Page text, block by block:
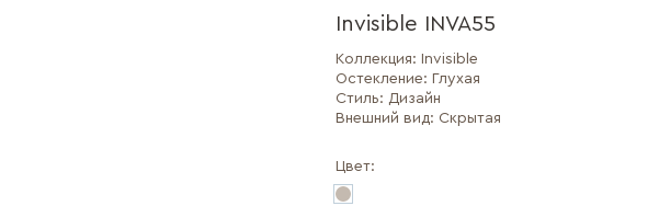
Invisible INVA55
Коллекция: Invisible
Остекление: Глухая
Стиль: Дизайн
Внешний вид: Скрытая
Цвет: